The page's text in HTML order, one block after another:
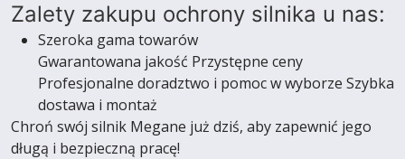
Zalety zakupu ochrony silnika u nas:
Szeroka gama towarów
Gwarantowana jakość Przystępne ceny
Profesjonalne doradztwo i pomoc w wyborze Szybka
dostawa i montaż
Chroń swój silnik Megane już dziś, aby zapewnić jego
długą i bezpieczną pracę!